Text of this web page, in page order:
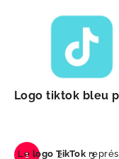
Logo tiktok bleu
1 2 3
Le logo TikTok